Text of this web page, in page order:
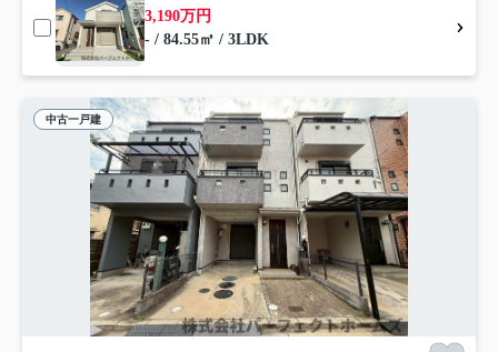
3,190万円
- / 84.55㎡ / 3LDK
中古一戸建